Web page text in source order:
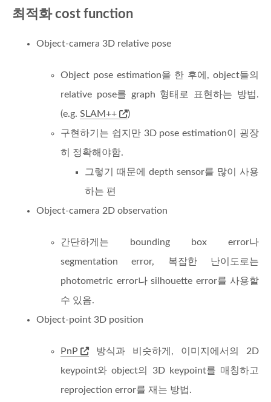
최적화 cost function
Object-camera 3D relative pose
Object pose estimation을 한 후에, object들의
relative pose를 graph 형태로 표현하는 방법.
(e.g. SLAM++
)
구현하기는 쉽지만 3D pose estimation이 굉장
히 정확해야함.
그렇기 때문에 depth sensor를 많이 사용
하는 편
Object-camera 2D observation
간단하게는 bounding box error나
segmentation error, 복잡한 난이도로는
photometric error나 silhouette error를 사용할
수 있음.
Object-point 3D position
PnP
방식과 비슷하게, 이미지에서의 2D
keypoint와 object의 3D keypoint를 매칭하고
reprojection error를 재는 방법.